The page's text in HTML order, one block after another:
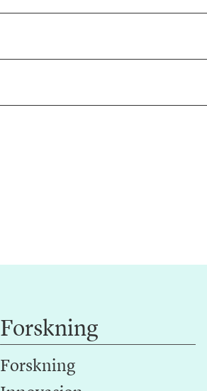
Forskning
Forskning